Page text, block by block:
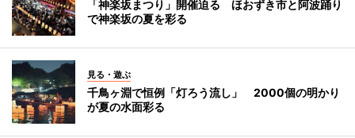
「神楽坂まつり」開催迫る ほおずき市と阿波踊り
で神楽坂の夏を彩る
見る・遊ぶ
千鳥ヶ淵で恒例「灯ろう流し」 2000個の明かり
が夏の水面彩る